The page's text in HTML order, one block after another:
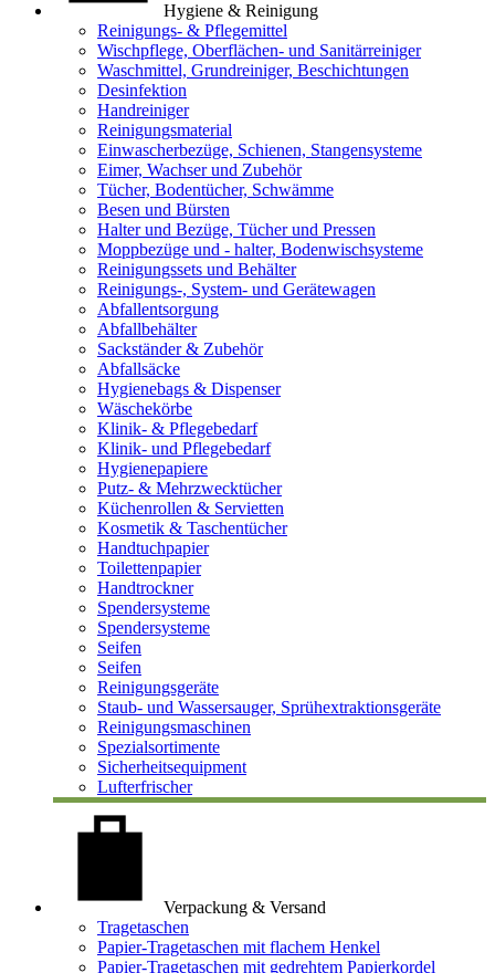
Hygiene & Reinigung
Reinigungs- & Pflegemittel
Wischpflege, Oberflächen- und Sanitärreiniger
Waschmittel, Grundreiniger, Beschichtungen
Desinfektion
Handreiniger
Reinigungsmaterial
Einwascherbezüge, Schienen, Stangensysteme
Eimer, Wachser und Zubehör
Tücher, Bodentücher, Schwämme
Besen und Bürsten
Halter und Bezüge, Tücher und Pressen
Moppbezüge und - halter, Bodenwischsysteme
Reinigungssets und Behälter
Reinigungs-, System- und Gerätewagen
Abfallentsorgung
Abfallbehälter
Sackständer & Zubehör
Abfallsäcke
Hygienebags & Dispenser
Wäschekörbe
Klinik- & Pflegebedarf
Klinik- und Pflegebedarf
Hygienepapiere
Putz- & Mehrzwecktücher
Küchenrollen & Servietten
Kosmetik & Taschentücher
Handtuchpapier
Toilettenpapier
Handtrockner
Spendersysteme
Spendersysteme
Seifen
Seifen
Reinigungsgeräte
Staub- und Wassersauger, Sprühextraktionsgeräte
Reinigungsmaschinen
Spezialsortimente
Sicherheitsequipment
Lufterfrischer
Verpackung & Versand
Tragetaschen
Papier-Tragetaschen mit flachem Henkel
Papier-Tragetaschen mit gedrehtem Papierkordel